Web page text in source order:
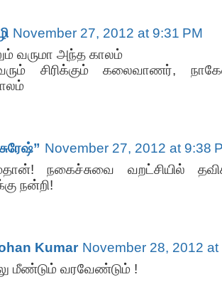
November 27, 2012 at 9:31 PM
வருமா அந்த காலம்
சிரிக்கும் கலைவாணர்,
November 27, 2012 at 9:38
நகைச்சுவை வறட்சியில்
நன்றி!
Kumar November 28, 2012 at
மீண்டும் வரவேண்டும் !